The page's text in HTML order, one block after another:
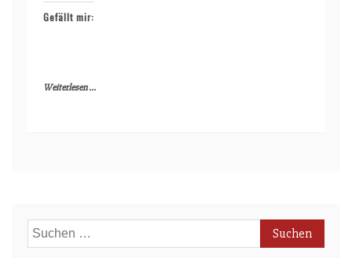
Gefällt mir:
Weiterlesen ...
Suchen
nach: